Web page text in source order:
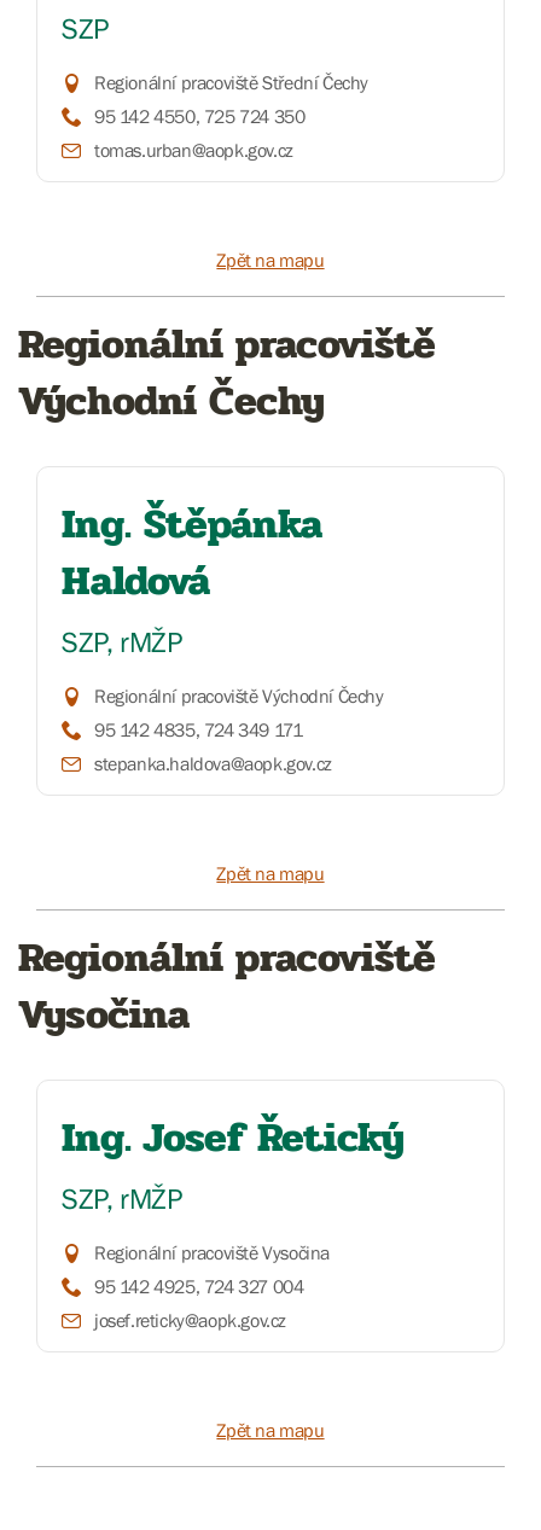
SZP
Regionální pracoviště Střední Čechy
95 142 4550, 725 724 350
tomas.urban@aopk.gov.cz
Zpět na mapu
Regionální pracoviště
Východní Čechy
Ing. Štěpánka
Haldová
SZP, rMŽP
Regionální pracoviště Východní Čechy
95 142 4835, 724 349 171
stepanka.haldova@aopk.gov.cz
Zpět na mapu
Regionální pracoviště
Vysočina
Ing. Josef Řetický
SZP, rMŽP
Regionální pracoviště Vysočina
95 142 4925, 724 327 004
josef.reticky@aopk.gov.cz
Zpět na mapu